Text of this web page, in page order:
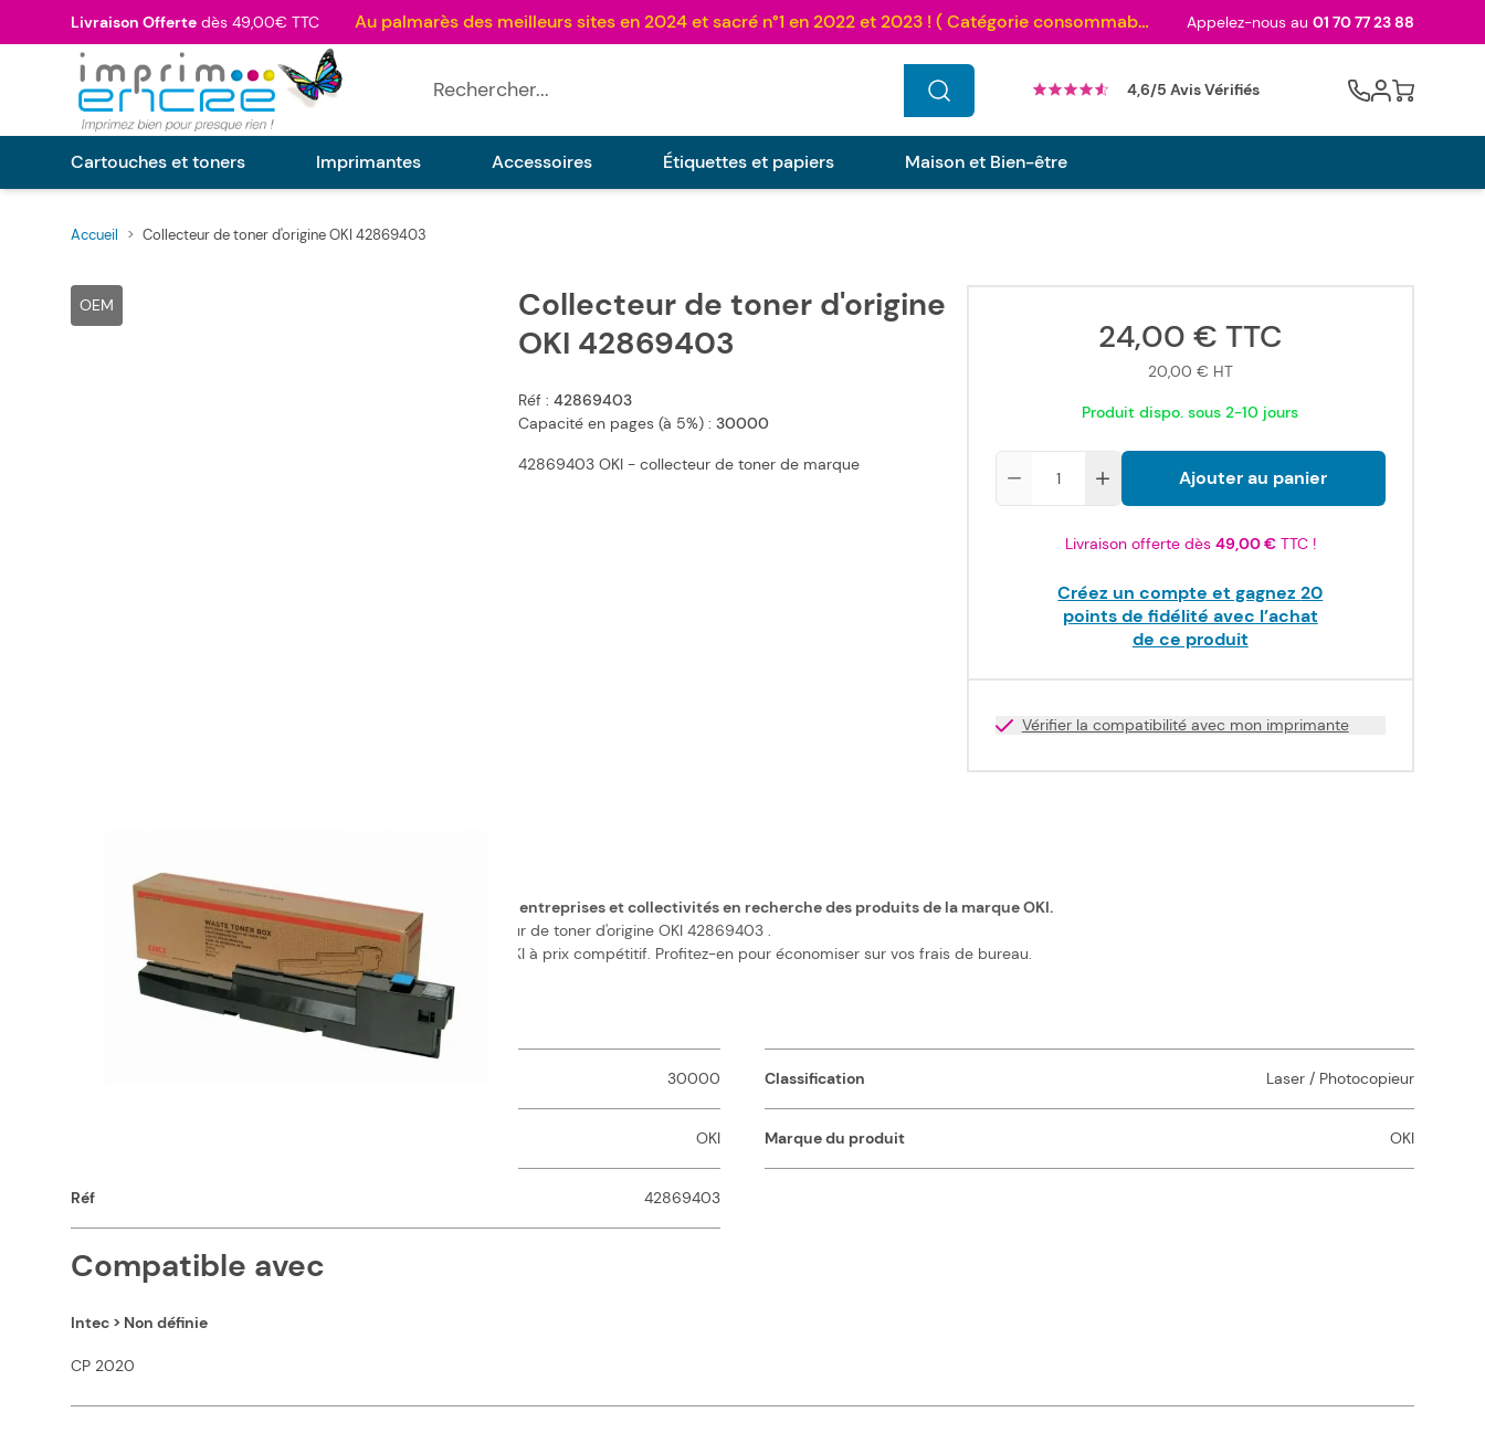
Livraison Offerte dès 49,00€ TTC Au palmarès des meilleurs sites en 2024 et sacré n°1 en 2022 et 2023 ! ( Catégorie consommables) Appelez-nous au 01 70 77 23 88
4,6/5 Avis Vérifiés Cart
Cartouches et toners Imprimantes Accessoires Étiquettes et papiers Maison et Bien-être
Accueil > Collecteur de toner d'origine OKI 42869403
OEM
Main image
Click to view image in fullscreen
Collecteur de toner d'origine
OKI 42869403
Réf : 42869403
Capacité en pages (à 5%) : 30000
42869403 OKI - collecteur de toner de marque
24,00 € TTC
20,00 € HT
Produit dispo. sous 2-10 jours
Ajouter au panier
Livraison offerte dès 49,00 €TTC !
Créez un compte et gagnez20
points de fidélité avec l’achat
de ce produit
Vérifier la compatibilité avec mon imprimante
Plus d’informations
Le Collecteur de toner d'origine OKI 42869403 convient aux entreprises et collectivités en recherche des produits de la marque OKI.
Pour votre photocopieur OKI, nous vous proposons le Collecteur de toner d'origine OKI 42869403 .
imprim-encre.com vous propose les produits de la marque OKI à prix compétitif. Profitez-en pour économiser sur vos frais de bureau.
Caractéristiques
30000 Classification Laser / Photocopieur
OKI Marque du produit OKI
Réf 42869403
Compatible avec
Intec > Non définie
CP 2020